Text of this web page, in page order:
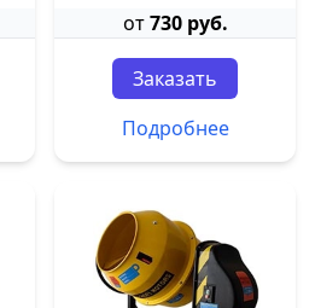
от730 руб.
Заказать
Подробнее